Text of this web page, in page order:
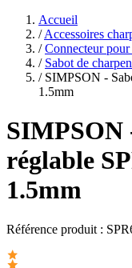
Accueil
/ Accessoires
/ Connecteur
/ Sabot de
/ SIMPSON -
1.5mm
SIMPSON
réglable
1.5mm
Référence produit :